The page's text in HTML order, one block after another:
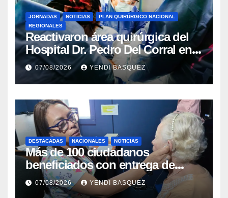
JORNADAS NOTICIAS
PLAN QUIRÚRGICO NACIONAL
REGIONALES
Reactivaron área quirúrgica del
Hospital Dr. Pedro Del Corral en
Guárico
07/08/2026 YENDI BASQUEZ
DESTACADAS NACIONALES NOTICIAS
Más de 100 ciudadanos
beneficiados con entrega de
prótesis auditivas en el Centro de
Rehabilitación J.J. Arvelo
07/08/2026 YENDI BASQUEZ